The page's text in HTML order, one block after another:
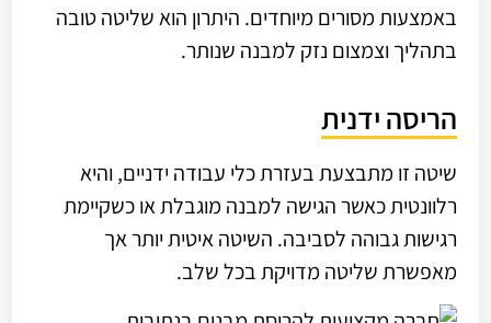
באמצעות מסורים מיוחדים. היתרון הוא שליטה טובה
בתהליך וצמצום נזק למבנה שנותר.
הריסה ידנית
שיטה זו מתבצעת בעזרת כלי עבודה ידניים, והיא
רלוונטית כאשר הגישה למבנה מוגבלת או כשקיימת
רגישות גבוהה לסביבה. השיטה איטית יותר אך
מאפשרת שליטה מדויקת בכל שלב.